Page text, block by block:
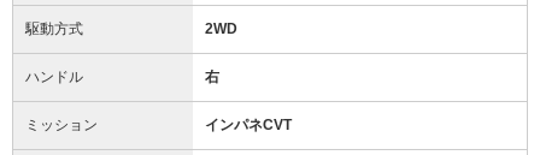
駆動方式 2WD
ハンドル 右
ミッション インパネCVT